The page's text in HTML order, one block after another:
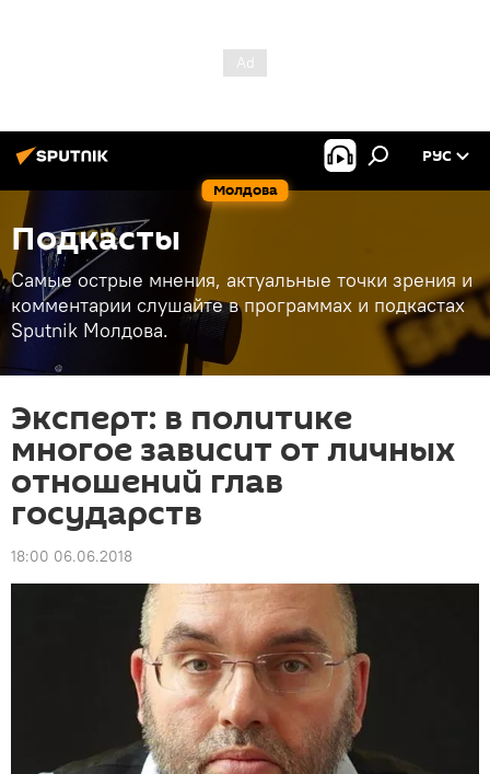
Молдова
РУС
Подкасты
Самые острые мнения, актуальные точки зрения и
комментарии слушайте в программах и подкастах
Sputnik Молдова.
Эксперт: в политике
многое зависит от личных
отношений глав
государств
18:00 06.06.2018